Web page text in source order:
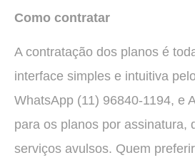
Como contratar
A contratação dos planos é
interface simples e intuitiva
WhatsApp (11) 96840-1194, e
para os planos por assinatura,
serviços avulsos. Quem